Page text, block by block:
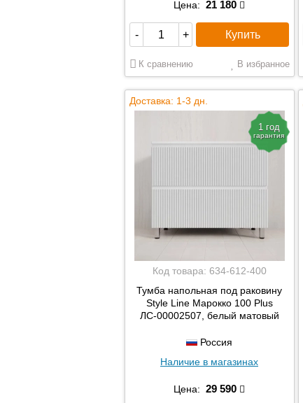
Цена: 21 180
- + Купить
К сравнению В избранное
Доставка: 1-3 дн.
1 год
гарантия
Код товара: 634-612-400
Тумба напольная под раковину
Style Line Марокко 100 Plus
ЛС-00002507, белый матовый
Россия
Наличие в магазинах
Цена: 29 590